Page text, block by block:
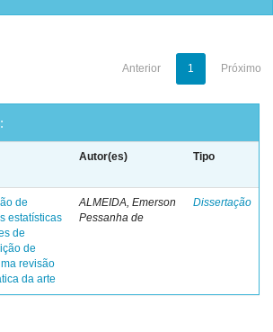
Anterior 1 Próximo
Autor(es) Tipo
de
estatísticas
de
de
revisão
da arte
ALMEIDA, Emerson
Pessanha de
Dissertação